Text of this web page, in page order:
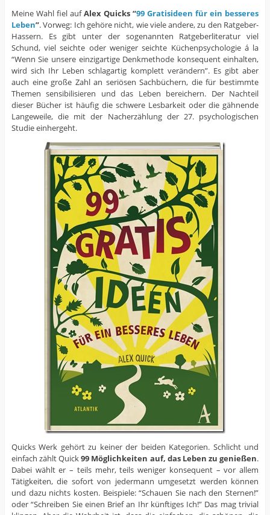
Meine Wahl fiel aufAlex Quicks “99 Gratisideen für ein besseres
Leben”. Vorweg: Ich gehöre nicht, wie viele andere, zu den Ratgeber-
Hassern. Es gibt unter der sogenannten Ratgeberliteratur viel
Schund, viel seichte oder weniger seichte Küchenpsychologie á la
“Wenn Sie unsere einzigartige Denkmethode konsequent einhalten,
wird sich Ihr Leben schlagartig komplett verändern”. Es gibt aber
auch eine große Zahl an seriösen Sachbüchern, die für bestimmte
Themen sensibilisieren und das Leben bereichern. Der Nachteil
dieser Bücher ist häufig die schwere Lesbarkeit oder die gähnende
Langeweile, die mit der Nacherzählung der 27. psychologischen
Studie einhergeht.
Quicks Werk gehört zu keiner der beiden Kategorien. Schlicht und
einfach zählt Quick99 Möglichkeiten auf, das Leben zu genießen.
Dabei wählt er – teils mehr, teils weniger konsequent – vor allem
Tätigkeiten, die sofort von jedermann umgesetzt werden können
und dazu nichts kosten. Beispiele: “Schauen Sie nach den Sternen!”
oder “Schreiben Sie einen Brief an Ihr künftiges Ich!” Das mag trivial